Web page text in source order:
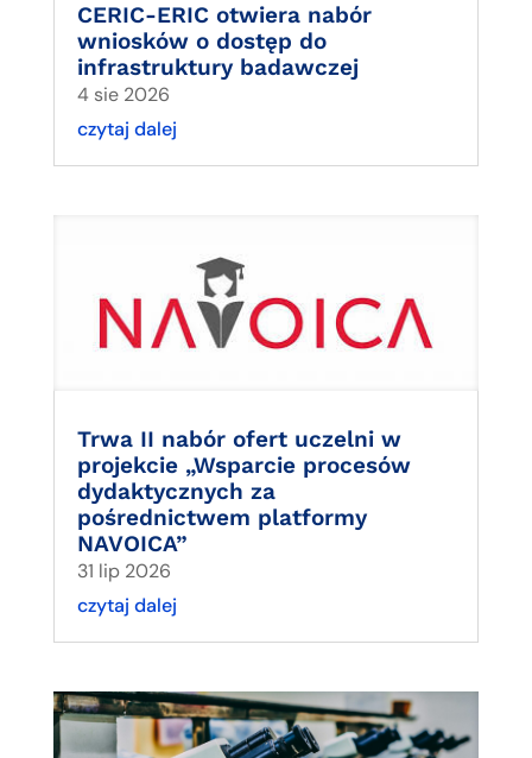
CERIC-ERIC otwiera nabór
wniosków o dostęp do
infrastruktury badawczej
4 sie 2026
czytaj dalej
Trwa II nabór ofert uczelni w
projekcie „Wsparcie procesów
dydaktycznych za
pośrednictwem platformy
NAVOICA”
31 lip 2026
czytaj dalej